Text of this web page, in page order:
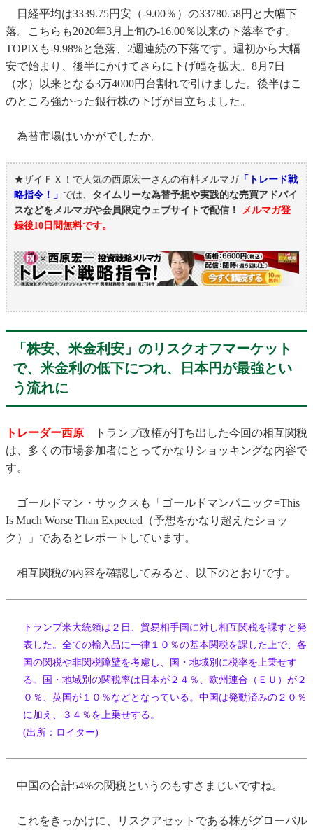
日経平均は3339.75円安（-9.00％）の33780.58円と大幅下
落。こちらも2020年3月上旬の-16.00％以来の下落率です。
TOPIXも-9.98%と急落、2週連続の下落です。週初から大幅
安で始まり、後半にかけてさらに下げ幅を拡大。8月7日
（水）以来となる3万4000円台割れで引けました。後半はこ
のところ強かった銀行株の下げが目立ちました。
為替市場はいかがでしたか。
★ザイＦＸ！で人気の西原宏一さんの有料メルマガ「トレード戦
略指令！」 では、 タイムリーな為替予想や実践的な売買アドバイ
スなどをメルマガや会員限定ウェブサイトで配信！
メルマガ登
録後10日間無料です。
「株安、米金利安」のリスクオフマーケット
で、米金利の低下につれ、日本円が最強とい
う流れに
トレーダー西原 トランプ政権が打ち出した今回の相互関税
は、多くの市場参加者にとってかなりショッキングな内容で
す。
ゴールドマン・サックスも「ゴールドマンパニック=This
Is Much Worse Than Expected（予想をかなり超えたショッ
ク）」であるとレポートしています。
相互関税の内容を確認してみると、以下のとおりです。
トランプ米大統領は２日、貿易相手国に対し相互関税を課すと発
表した。全ての輸入品に一律１０％の基本関税を課した上で、各
国の関税や非関税障壁を考慮し、国・地域別に税率を上乗せす
る。国・地域別の関税率は日本が２４％、欧州連合（ＥＵ）が２
０％、英国が１０％などとなっている。中国は発動済みの２０％
に加え、３４％を上乗せする。
(出所：ロイター)
中国の合計54%の関税というのもすさまじいですね。
これをきっかけに、リスクアセットである株がグローバル